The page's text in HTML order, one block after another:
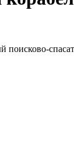
поисково-